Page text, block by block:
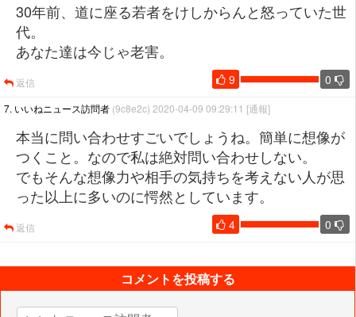
30年前、道に座る若者をけしからんと怒っていた世
代。
あなた達は今じゃ老害。
9 0
返信
7. いいねニュース訪問者 (9c8e2c) 2020-04-09 09:29:11 [通報]
本当に問い合わせすごいでしょうね。簡単に想像が
つくこと。なので私は絶対問い合わせしない。
でもそんな想像力や相手の気持ちを考えない人が思
った以上に多いのに愕然としています。
4 0
返信
コメントを投稿する